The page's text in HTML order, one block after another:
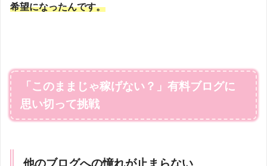
希望になったんです。
「このままじゃ稼げない？」有料ブログに
思い切って挑戦
他のブログへの憧れが止まらない